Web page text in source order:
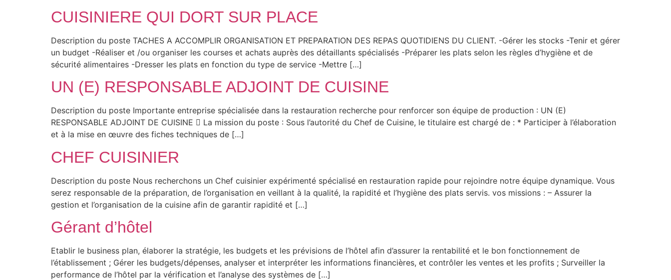
CUISINIERE QUI DORT SUR PLACE
Description du poste TACHES A ACCOMPLIR ORGANISATION ET PREPARATION DES REPAS QUOTIDIENS DU CLIENT. -Gérer les stocks -Tenir et gérer
un budget -Réaliser et /ou organiser les courses et achats auprès des détaillants spécialisés -Préparer les plats selon les règles d’hygiène et de
sécurité alimentaires -Dresser les plats en fonction du type de service -Mettre […]
UN (E) RESPONSABLE ADJOINT DE CUISINE
Description du poste Importante entreprise spécialisée dans la restauration recherche pour renforcer son équipe de production : UN (E)
RESPONSABLE ADJOINT DE CUISINE  La mission du poste : Sous l’autorité du Chef de Cuisine, le titulaire est chargé de : * Participer à l’élaboration
et à la mise en œuvre des fiches techniques de […]
CHEF CUISINIER
Description du poste Nous recherchons un Chef cuisinier expérimenté spécialisé en restauration rapide pour rejoindre notre équipe dynamique. Vous
serez responsable de la préparation, de l’organisation en veillant à la qualité, la rapidité et l’hygiène des plats servis. vos missions : – Assurer la
gestion et l’organisation de la cuisine afin de garantir rapidité et […]
Gérant d’hôtel
Etablir le business plan, élaborer la stratégie, les budgets et les prévisions de l’hôtel afin d’assurer la rentabilité et le bon fonctionnement de
l’établissement ; Gérer les budgets/dépenses, analyser et interpréter les informations financières, et contrôler les ventes et les profits ; Surveiller la
performance de l’hôtel par la vérification et l’analyse des systèmes de […]